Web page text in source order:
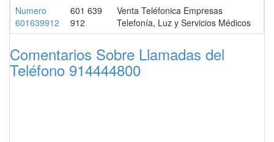
Numero
601639912
601 639
912
Venta Teléfonica Empresas
Telefonía, Luz y Servicios Médicos
Comentarios Sobre Llamadas del
Teléfono 914444800